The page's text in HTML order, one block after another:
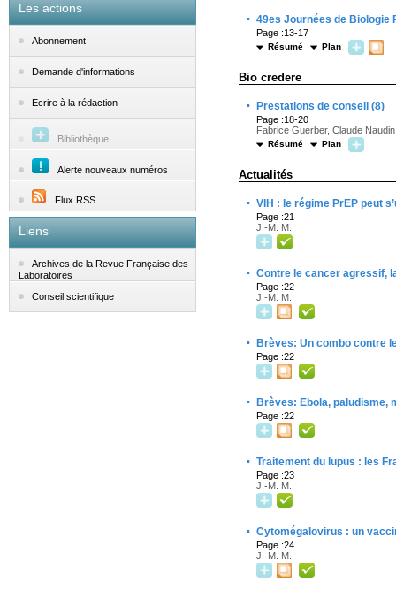
Les actions
Abonnement
Demande d'informations
Ecrire à la rédaction
Bibliothèque
Alerte nouveaux numéros
Flux RSS
Liens
Archives de la Revue Française des
Laboratoires
Conseil scientifique
· 49es Journées de Biologie
Page :13-17
Résumé Plan
Bio credere
· Prestations de conseil (8)
Page :18-20
Fabrice Guerber, Claude Naudin
Résumé Plan
Actualités
· VIH : le régime PrEP peut
Page :21
J.-M. M.
· Contre le cancer agressif,
Page :22
J.-M. M.
· Brèves: Un combo contre
Page :22
· Brèves: Ebola, paludisme,
Page :22
· Traitement du lupus : les
Page :23
J.-M. M.
· Cytomégalovirus : un
Page :24
J.-M. M.